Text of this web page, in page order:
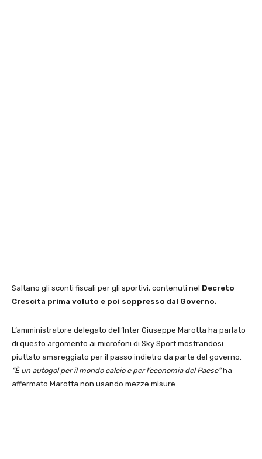
Saltano gli sconti fiscali per gli sportivi, contenuti nel Decreto
Crescita prima voluto e poi soppresso dal Governo.
L’amministratore delegato dell’Inter Giuseppe Marotta ha parlato
di questo argomento ai microfoni di Sky Sport mostrandosi
piuttsto amareggiato per il passo indietro da parte del governo.
“È un autogol per il mondo calcio e per l’economia del Paese”ha
affermato Marotta non usando mezze misure.